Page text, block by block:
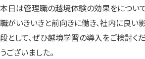
本日は管理職の越境体験の効果をについ
職がいきいきと前向きに働き、社内に良い
段として、ぜひ越境学習の導入をご検討く
うございました。